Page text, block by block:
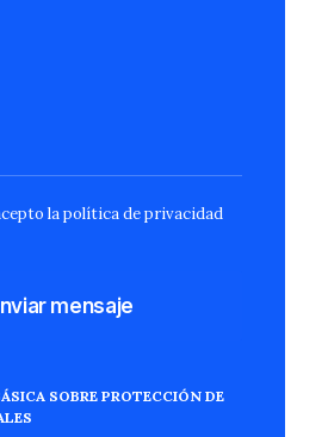
lapolítica de privacidad
SOBRE PROTECCIÓN DE